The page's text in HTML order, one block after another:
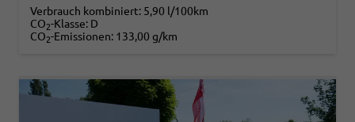
Verbrauch kombiniert: 5,90 l/100km
CO2-Klasse: D
CO2-Emissionen: 133,00 g/km